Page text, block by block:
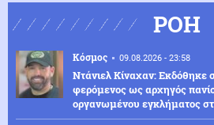
ΡΟΗ
Κόσμος 09.08.2026 - 23:58
Ντάνιελ Κίναχαν: Εκδόθηκε
φερόμενος ως αρχηγός
οργανωμένου εγκλήματος